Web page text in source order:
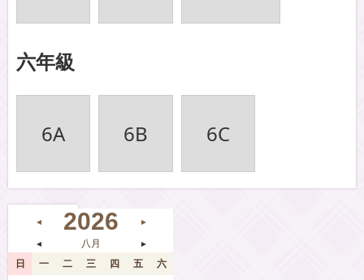
六年級
6A 6B 6C
◄ 2026
►
◄
八月 ►
日 一 二 三 四 五
六